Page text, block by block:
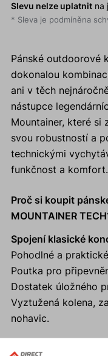
Slevu nelze uplatnitna
* Sleva je podmíněna
Pánské outdoorové
dokonalou
ani v těch
nástupce
Mountainer, které si
svou robustností a
technickými
funkčnost a komfort.
Proč si koupit
MOUNTAINER
Spojení klasické
Pohodlné a
Poutka pro
Dostatek úložného
Vyztužená kolena,
nohavic.